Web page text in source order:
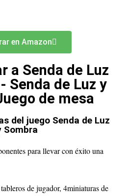
en Amazon
a Senda de Luz
Senda de Luz y
de mesa
del juego Senda de Luz
Sombra
para llevar con éxito una
de jugador, 4miniaturas de